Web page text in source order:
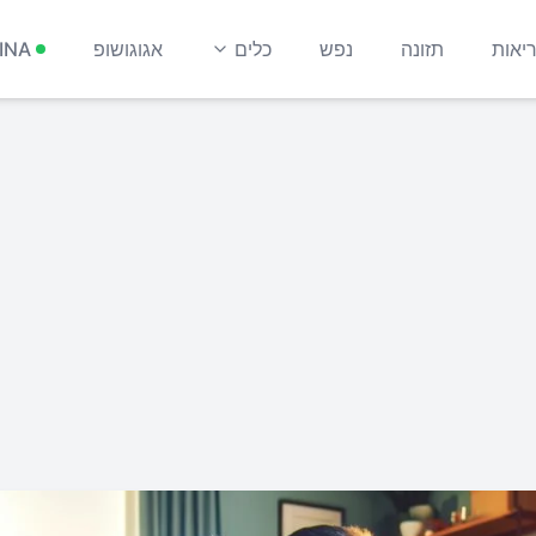
תזונה נפש כלים אגוגושופ